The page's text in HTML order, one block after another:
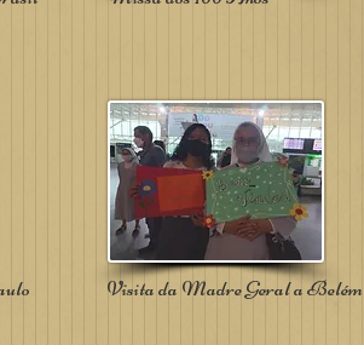
Visita da Madre Geral a Belém